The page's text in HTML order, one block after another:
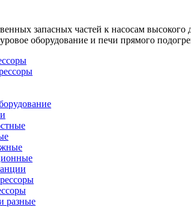
запасных частей к насосам
оборудование и печи прямого
разные